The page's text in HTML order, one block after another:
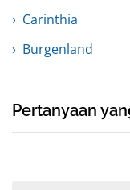
Carinthia
Burgenland
Pertanyaan